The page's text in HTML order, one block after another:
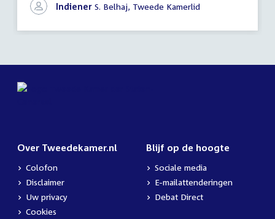
Indiener S. Belhaj, Tweede Kamerlid
Over Tweedekamer.nl
Colofon
Disclaimer
Uw privacy
Cookies
Blijf op de hoogte
Sociale media
E-mailattenderingen
Debat Direct